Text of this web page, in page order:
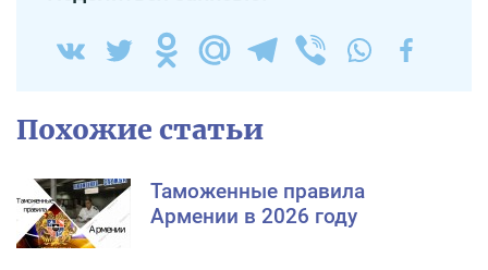
Похожие статьи
Таможенные правила
Армении в 2026 году